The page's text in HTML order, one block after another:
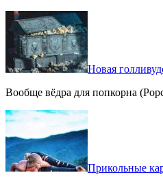
Новая
Вообще вёдра для попкорна
Прикольные